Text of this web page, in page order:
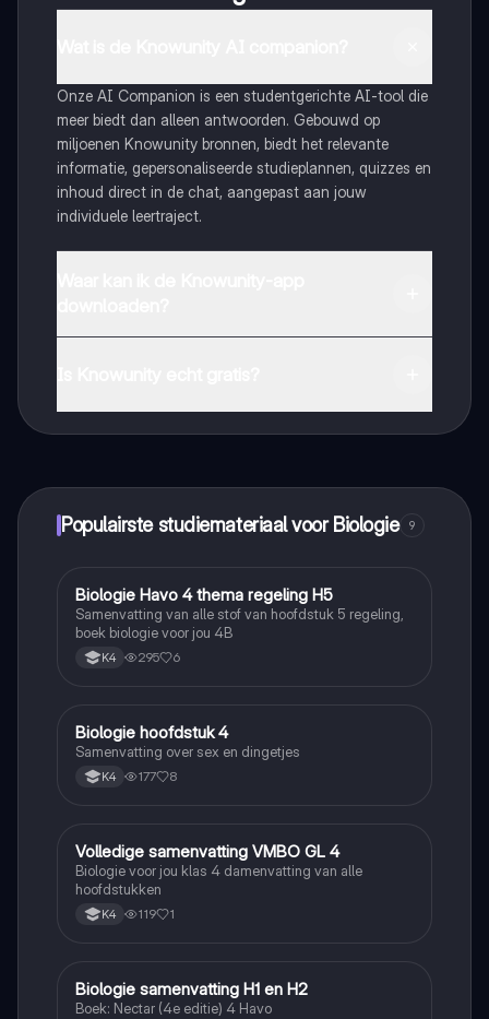
Onze AI Companion is een studentgerichte AI-tool die
meer biedt dan alleen antwoorden. Gebouwd op
miljoenen Knowunity bronnen, biedt het relevante
informatie, gepersonaliseerde studieplannen, quizzes en
inhoud direct in de chat, aangepast aan jouw
individuele leertraject.
Populairste studiemateriaal voor Biologie 9
Biologie
Biologie Havo 4 thema regeling H5
Samenvatting van alle stof van hoofdstuk 5 regeling,
boek biologie voor jou 4B
K4 295 6
Biologie
Biologie hoofdstuk 4
Samenvatting over sex en dingetjes
K4 177 8
Biologie
Volledige samenvatting VMBO GL 4
Biologie voor jou klas 4 damenvatting van alle
hoofdstukken
K4 119 1
Biologie
Biologie samenvatting H1 en H2
Boek: Nectar (4e editie) 4 Havo